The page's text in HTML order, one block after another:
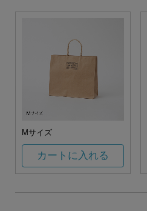
Mサイズ
カートに入れる